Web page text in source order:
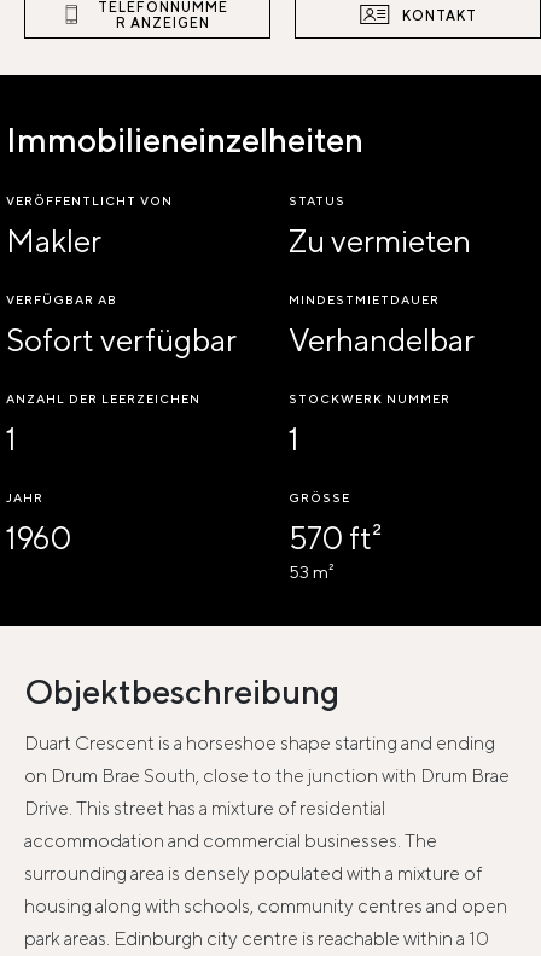
TELEFONNUMME
R ANZEIGEN
KONTAKT
Immobilieneinzelheiten
VERÖFFENTLICHT VON
Makler
STATUS
Zu vermieten
VERFÜGBAR AB
Sofort verfügbar
MINDESTMIETDAUER
Verhandelbar
ANZAHL DER LEERZEICHEN
1
STOCKWERK NUMMER
1
JAHR
1960
GRÖSSE
570 ft²
53 m²
Objektbeschreibung
Duart Crescent is a horseshoe shape starting and ending
on Drum Brae South, close to the junction with Drum Brae
Drive. This street has a mixture of residential
accommodation and commercial businesses. The
surrounding area is densely populated with a mixture of
housing along with schools, community centres and open
park areas. Edinburgh city centre is reachable within a 10